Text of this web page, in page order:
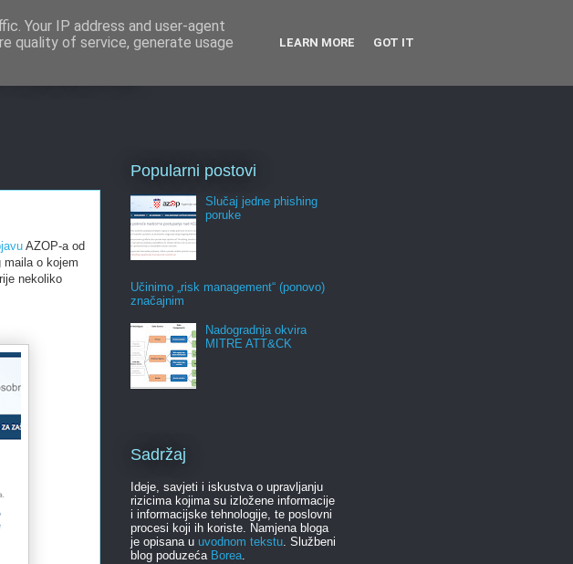
AZOP-a od
maila o kojem
nekoliko
Popularni postovi
Slučaj jedne phishing
poruke
Učinimo „risk management“ (ponovo)
značajnim
Nadogradnja okvira
MITRE ATT&CK
Sadržaj
Ideje, savjeti i iskustva o upravljanju
rizicima kojima su izložene informacije
i informacijske tehnologije, te poslovni
procesi koji ih koriste. Namjena bloga
je opisana u uvodnom tekstu. Službeni
blog poduzeća Borea.
Your IP address and user-agent
quality of service, generate usage
LEARN MORE GOT IT